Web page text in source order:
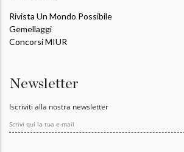
Rivista Un Mondo Possibile
Gemellaggi
Concorsi MIUR
Newsletter
Iscriviti alla nostra newsletter